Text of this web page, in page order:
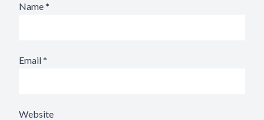
Name*
Email*
Website